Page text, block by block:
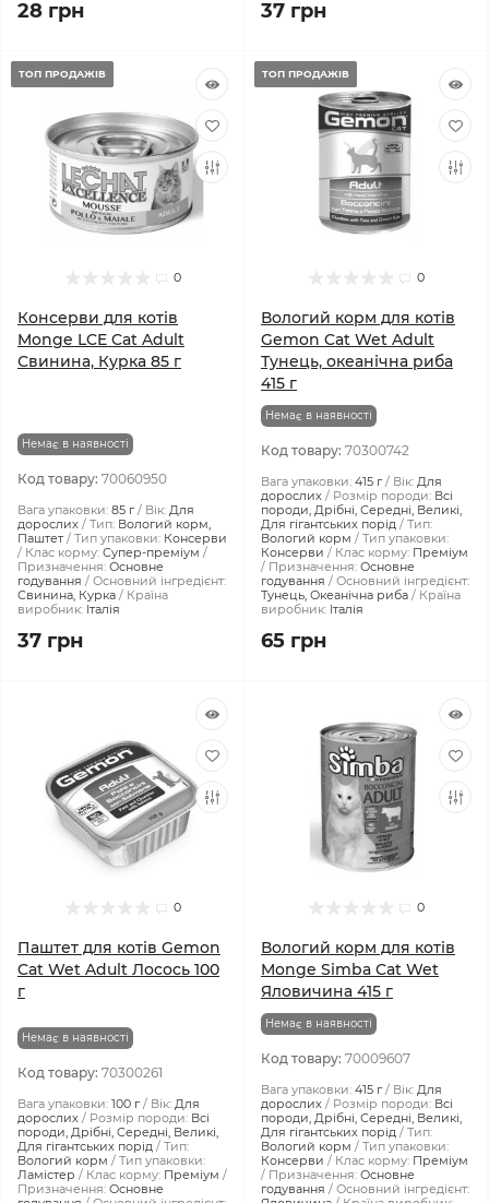
28 грн 37 грн
ТОП ПРОДАЖІВ
0
Консерви для котів
Monge LCE Cat Adult
Свинина, Курка 85 г
Немає в наявності
Код товару: 70060950
Вага упаковки: 85 г Вік: Для
дорослих
Тип: Вологий корм,
Паштет
Тип упаковки: Консерви
Клас корму: Супер-преміум
Призначення: Основне
годування
Основний інгредієнт:
Свинина, Курка
Країна
виробник: Італія
37 грн
ТОП ПРОДАЖІВ
0
Вологий корм для котів
Gemon Cat Wet Adult
Тунeць, океанічна риба
415 г
Немає в наявності
Код товару: 70300742
Вага упаковки: 415 г Вік: Для
дорослих
Розмір породи: Всі
породи, Дрібні, Середні, Великі,
Для гігантських порід
Тип:
Вологий корм
Тип упаковки:
Консерви
Клас корму: Преміум
Призначення: Основне
годування
Основний інгредієнт:
Тунeць, Океанічна риба
Країна
виробник: Італія
65 грн
0
Паштет для котів Gemon
Cat Wet Adult Лосось 100
г
Немає в наявності
Код товару: 70300261
Вага упаковки: 100 г Вік: Для
дорослих
Розмір породи: Всі
породи, Дрібні, Середні, Великі,
Для гігантських порід
Тип:
Вологий корм
Тип упаковки:
Ламістер
Клас корму: Преміум
Призначення: Основне
0
Вологий корм для котів
Monge Simba Cat Wet
Яловичина 415 г
Немає в наявності
Код товару: 70009607
Вага упаковки: 415 г Вік: Для
дорослих
Розмір породи: Всі
породи, Дрібні, Середні, Великі,
Для гігантських порід
Тип:
Вологий корм
Тип упаковки:
Консерви
Клас корму: Преміум
Призначення: Основне
годування
Основний інгредієнт: